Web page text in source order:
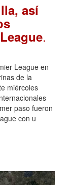
así
.
League en
de la
miércoles
paso fueron
con u